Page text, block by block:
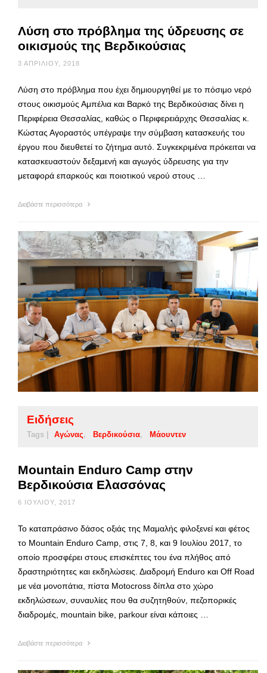
Λύση στο πρόβλημα της ύδρευσης σε
οικισμούς της Βερδικούσιας
3 ΑΠΡΙΛΊΟΥ, 2018
Λύση στο πρόβλημα που έχει δημιουργηθεί με το πόσιμο νερό
στους οικισμούς Αμπέλια και Βαρκό της Βερδικούσιας δίνει η
Περιφέρεια Θεσσαλίας, καθώς ο Περιφερειάρχης Θεσσαλίας κ.
Κώστας Αγοραστός υπέγραψε την σύμβαση κατασκευής του
έργου που διευθετεί το ζήτημα αυτό. Συγκεκριμένα πρόκειται να
κατασκευαστούν δεξαμενή και αγωγός ύδρευσης για την
μεταφορά επαρκούς και ποιοτικού νερού στους …
Διαβάστε περισσότερα
Ειδήσεις
Tags | Αγώνας Βερδικούσια Μάουντεν
Mountain Enduro Camp στην
Βερδικούσια Ελασσόνας
6 ΙΟΥΛΊΟΥ, 2017
Το καταπράσινο δάσος οξιάς της Μαμαλής φιλοξενεί και φέτος
το Mountain Enduro Camp, στις 7, 8, και 9 Ιουλίου 2017, το
οποίο προσφέρει στους επισκέπτες του ένα πλήθος από
δραστηριότητες και εκδηλώσεις. Διαδρομή Enduro και Off Road
με νέα μονοπάτια, πίστα Motocross δίπλα στο χώρο
εκδηλώσεων, συναυλίες που θα συζητηθούν, πεζοπορικές
διαδρομές, mountain bike, parkour είναι κάποιες …
Διαβάστε περισσότερα